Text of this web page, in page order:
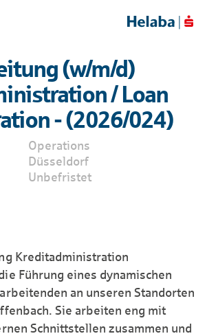
(w/m/d)
/ Loan
- (2026/024)
Operations
Düsseldorf
Unbefristet
Kreditadministration
Führung eines dynamischen
an unseren Standorten
Sie arbeiten eng mit
Schnittstellen zusammen und